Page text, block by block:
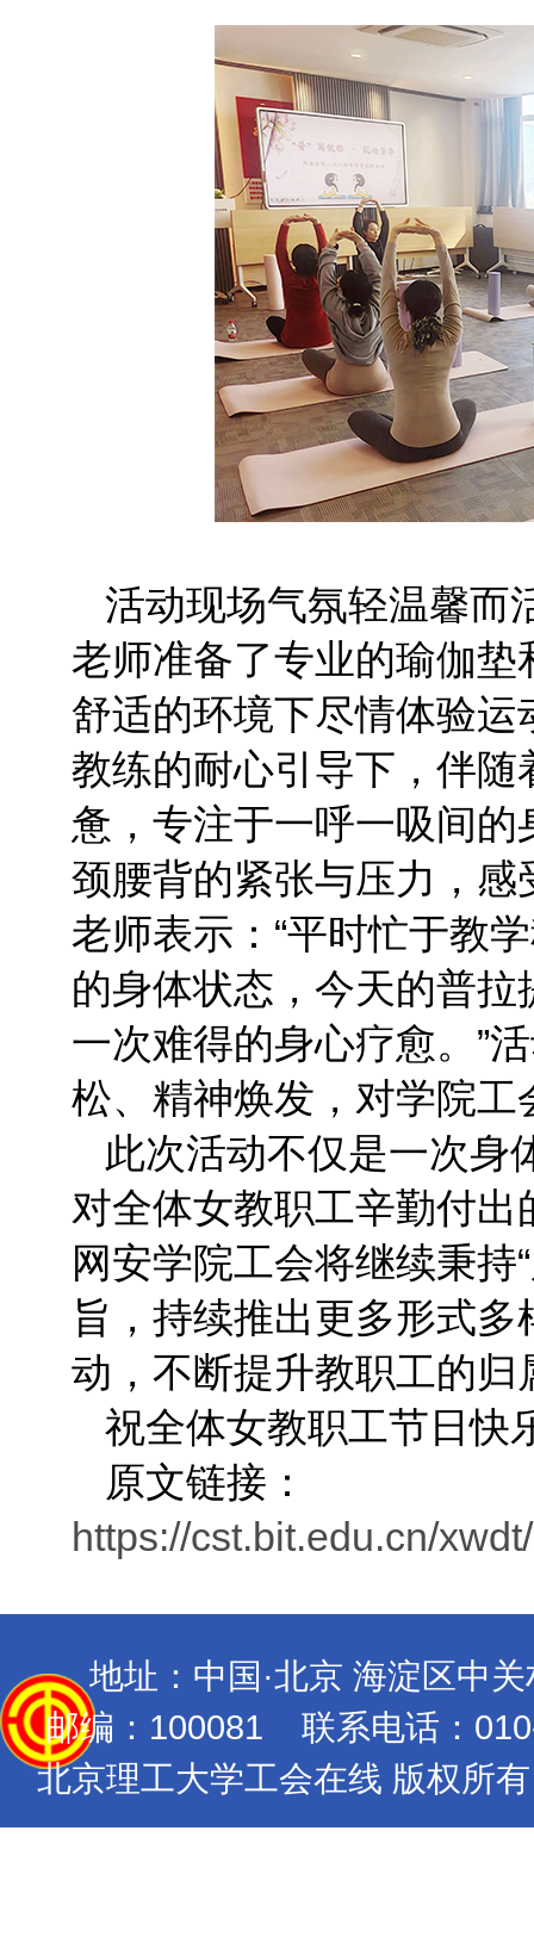
活动现场气氛轻温馨而
老师准备了专业的瑜伽
舒适的环境下尽情体验
教练的耐心引导下，伴
惫，专注于一呼一吸间
颈腰背的紧张与压力，
老师表示：“平时忙于教
的身体状态，今天的普
一次难得的身心疗愈。”
松、精神焕发，对学院
此次活动不仅是一次身
对全体女教职工辛勤付
网安学院工会将继续秉持
旨，持续推出更多形式
动，不断提升教职工的
祝全体女教职工节日快
原文链接：
https://cst.bit.edu.cn/
地址：中国·北京 海淀区中
邮编：100081 联系电话：
北京理工大学工会在线 版权所